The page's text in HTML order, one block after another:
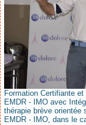
Formation Certifiante
EMDR - IMO avec
thérapie brève orientée
EMDR - IMO, dans le